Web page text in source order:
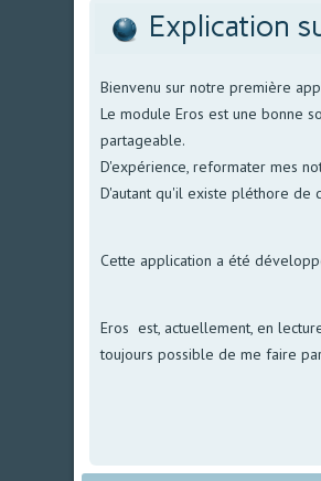
Explication
Bienvenu sur notre première
Le module Eros est une bonne
partageable.
D'expérience, reformater mes
D'autant qu'il existe pléthore de
Cette application a été
Eros est, actuellement, en
toujours possible de me faire